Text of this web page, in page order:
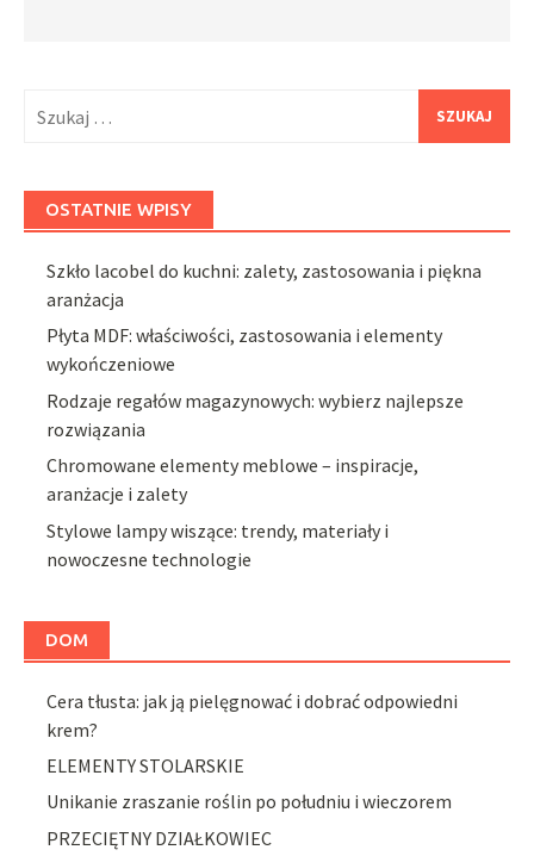
OSTATNIE WPISY
Szkło lacobel do kuchni: zalety, zastosowania i piękna
aranżacja
Płyta MDF: właściwości, zastosowania i elementy
wykończeniowe
Rodzaje regałów magazynowych: wybierz najlepsze
rozwiązania
Chromowane elementy meblowe – inspiracje,
aranżacje i zalety
Stylowe lampy wiszące: trendy, materiały i
nowoczesne technologie
DOM
Cera tłusta: jak ją pielęgnować i dobrać odpowiedni
krem?
ELEMENTY STOLARSKIE
Unikanie zraszanie roślin po południu i wieczorem
PRZECIĘTNY DZIAŁKOWIEC